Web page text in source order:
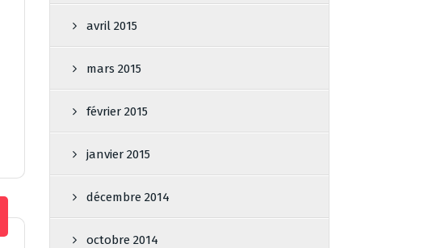
avril 2015
mars 2015
février 2015
janvier 2015
décembre 2014
octobre 2014